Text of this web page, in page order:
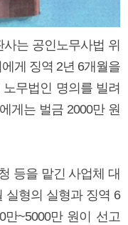
는 공인노무사법 위
게 징역 2년 6개월을
무법인 명의를 빌려
게는 벌금 2000만 원
등을 맡긴 사업체 대
실형의 실형과 징역 6
~5000만 원이 선고